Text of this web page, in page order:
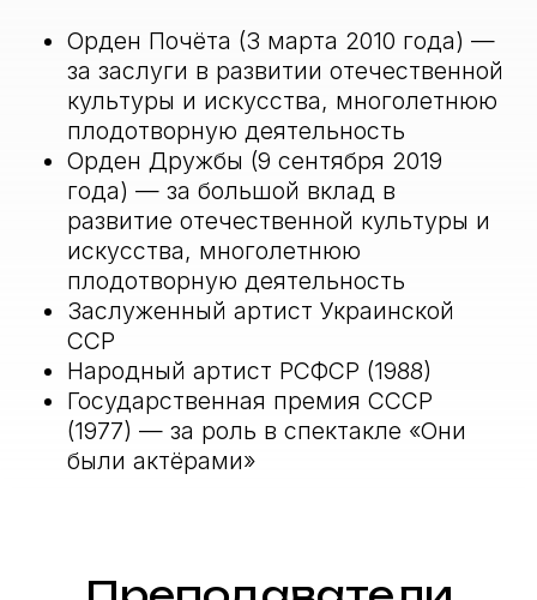
Колесникова Оксана
Александровна
Бершов Андрей Николаевич